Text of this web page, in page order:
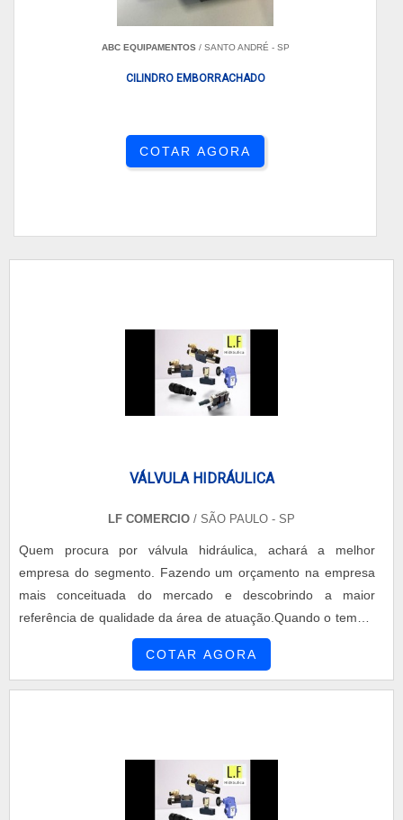
ABC EQUIPAMENTOS/ SANTO ANDRÉ - SP
CILINDRO EMBORRACHADO
COTAR AGORA
VÁLVULA HIDRÁULICA
LF COMERCIO / SÃO PAULO - SP
Quem procura por válvula hidráulica, achará a melhor
empresa do segmento. Fazendo um orçamento na empresa
mais conceituada do mercado e descobrindo a maior
referência de qualidade da área de atuação.Quando o tema é
válvula hidráulica, com os colaboradores da LF Comércio o
cliente poderá contar ótima qualidade com ampla variedade
COTAR AGORA